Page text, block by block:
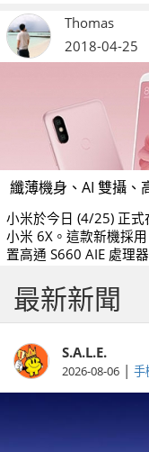
Lite。
Thomas
2018-04-25
纖薄機身、AI 雙攝、
小米於今日 (4/25) 正式
小米 6X。這款新機採
置高通 S660 AIE 處理
最新新聞
S.A.L.E.
2026-08-06 | 手